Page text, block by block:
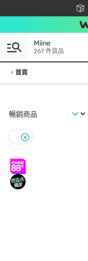
Miine
267 件貨品
首頁